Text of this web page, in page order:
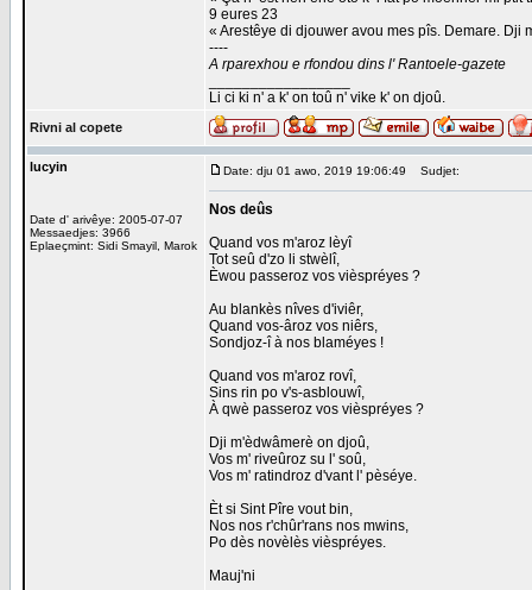
9 eures 23
« Arestêye di djouwer avou mes pîs. Demare. Dji
----
A rparexhou e rfondou dins l' Rantoele-gazete
Li ci ki n' a k' on toû n' vike k' on djoû.
Rivni al copete
lucyin
Date d' arivêye: 2005-07-07
Messaedjes: 3966
Eplaeçmint: Sidi Smayil, Marok
Date: dju 01 awo, 2019 19:06:49 Sudjet:
Nos deûs
Quand vos m'aroz lèyî
Tot seû d'zo li stwèlî,
Èwou passeroz vos vièspréyes ?
Au blankès nîves d'iviêr,
Quand vos-âroz vos niêrs,
Sondjoz-î à nos blaméyes !
Quand vos m'aroz rovî,
Sins rin po v's-asblouwî,
À qwè passeroz vos vièspréyes ?
Dji m'èdwâmerè on djoû,
Vos m' riveûroz su l' soû,
Vos m' ratindroz d'vant l' pèséye.
Èt si Sint Pîre vout bin,
Nos nos r'chûr'rans nos mwins,
Po dès novèlès vièspréyes.
Mauj'ni